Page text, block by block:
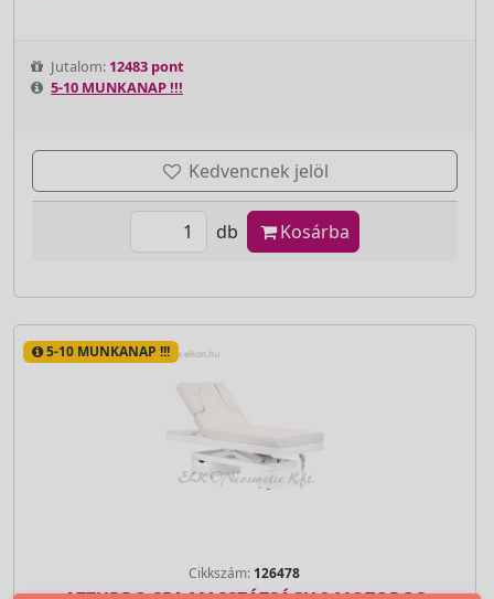
Jutalom: 12483 pont
5-10 MUNKANAP !!!
Kedvencnek jelöl
db Kosárba
5-10 MUNKANAP !!!
Cikkszám: 126478